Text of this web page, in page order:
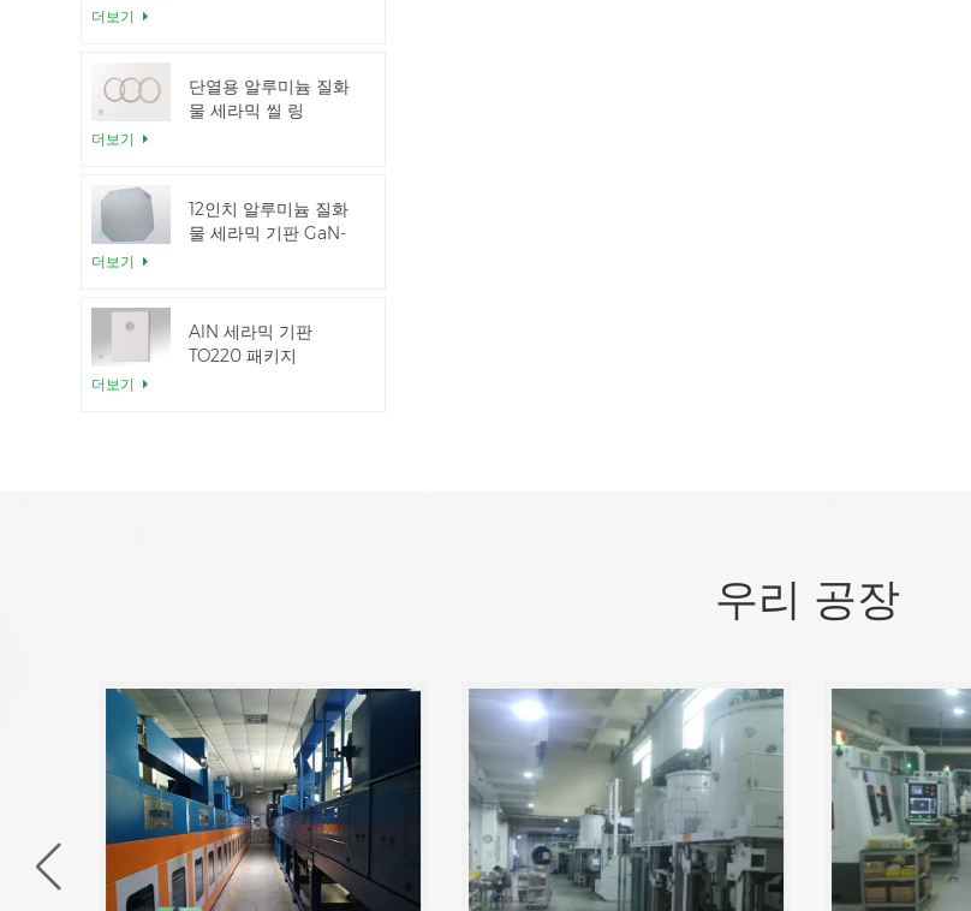
더보기
단열용 알루미늄 질화
물 세라믹 씰 링
더보기
12인치 알루미늄 질화
물 세라믹 기판 GaN-
더보기
AlN 세라믹 기판
TO220 패키지
더보기
우리 공장